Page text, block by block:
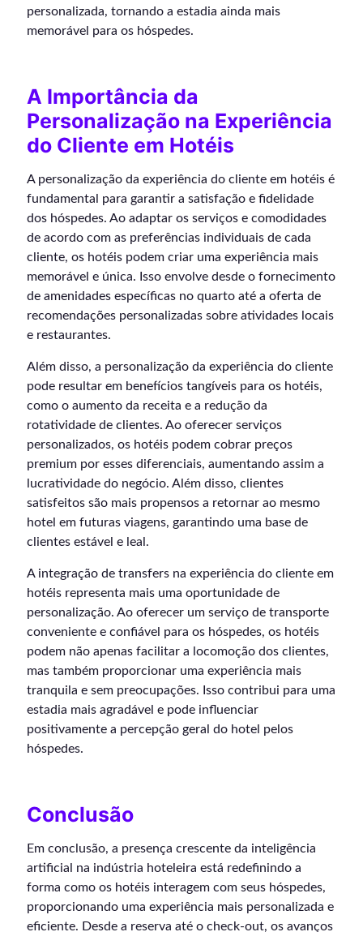
personalizada, tornando a estadia ainda mais
memorável para os hóspedes.
A Importância da
Personalização na Experiência
do Cliente em Hotéis
A personalização da experiência do cliente em hotéis é
fundamental para garantir a satisfação e fidelidade
dos hóspedes. Ao adaptar os serviços e comodidades
de acordo com as preferências individuais de cada
cliente, os hotéis podem criar uma experiência mais
memorável e única. Isso envolve desde o fornecimento
de amenidades específicas no quarto até a oferta de
recomendações personalizadas sobre atividades locais
e restaurantes.
Além disso, a personalização da experiência do cliente
pode resultar em benefícios tangíveis para os hotéis,
como o aumento da receita e a redução da
rotatividade de clientes. Ao oferecer serviços
personalizados, os hotéis podem cobrar preços
premium por esses diferenciais, aumentando assim a
lucratividade do negócio. Além disso, clientes
satisfeitos são mais propensos a retornar ao mesmo
hotel em futuras viagens, garantindo uma base de
clientes estável e leal.
A integração de transfers na experiência do cliente em
hotéis representa mais uma oportunidade de
personalização. Ao oferecer um serviço de transporte
conveniente e confiável para os hóspedes, os hotéis
podem não apenas facilitar a locomoção dos clientes,
mas também proporcionar uma experiência mais
tranquila e sem preocupações. Isso contribui para uma
estadia mais agradável e pode influenciar
positivamente a percepção geral do hotel pelos
hóspedes.
Conclusão
Em conclusão, a presença crescente da inteligência
artificial na indústria hoteleira está redefinindo a
forma como os hotéis interagem com seus hóspedes,
proporcionando uma experiência mais personalizada e
eficiente. Desde a reserva até o check-out, os avanços